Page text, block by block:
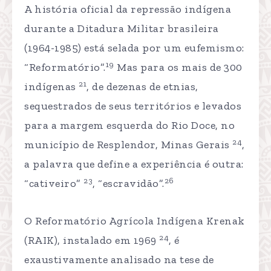
A história oficial da repressão indígena
durante a Ditadura Militar brasileira
(1964-1985) está selada por um eufemismo:
“Reformatório”.19 Mas para os mais de 300
indígenas 21, de dezenas de etnias,
sequestrados de seus territórios e levados
para a margem esquerda do Rio Doce, no
município de Resplendor, Minas Gerais 24,
a palavra que define a experiência é outra:
“cativeiro” 23, “escravidão”.26
O Reformatório Agrícola Indígena Krenak
(RAIK), instalado em 1969 24, é
exaustivamente analisado na tese de